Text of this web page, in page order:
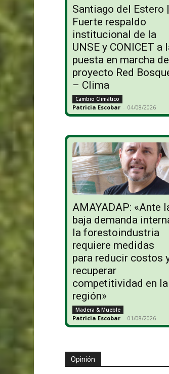
Santiago del Estero |
Fuerte respaldo
institucional de la
UNSE y CONICET a
puesta en marcha
proyecto Red
– Clima
Cambio Climático
Patricia Escobar - 04/08/2026
AMAYADAP: «Ante
baja demanda
la forestoindustria
requiere medidas
para reducir costos
recuperar
competitividad en la
región»
Madera & Mueble
Patricia Escobar - 01/08/2026
Opinión